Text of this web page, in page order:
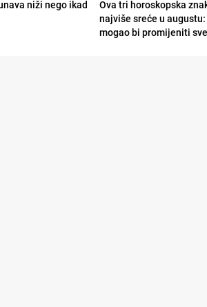
niži nego ikad
Ova tri horoskopska
najviše sreće u
mogao bi promijeniti sve